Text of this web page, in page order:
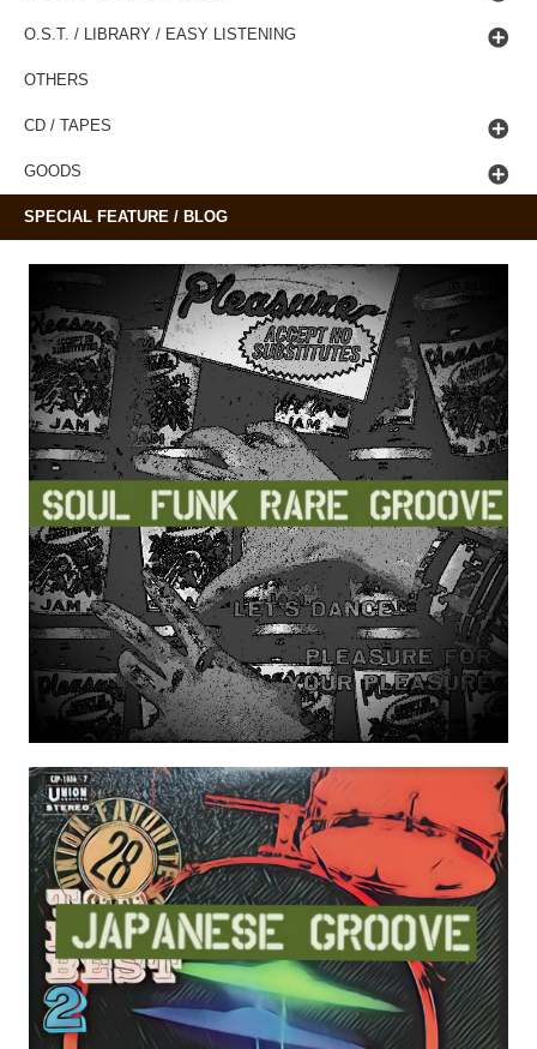
O.S.T. / LIBRARY / EASY LISTENING
OTHERS
CD / TAPES
GOODS
SPECIAL FEATURE / BLOG